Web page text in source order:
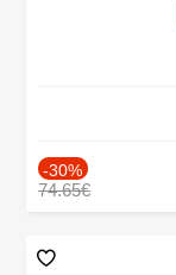
-30%
74.65€